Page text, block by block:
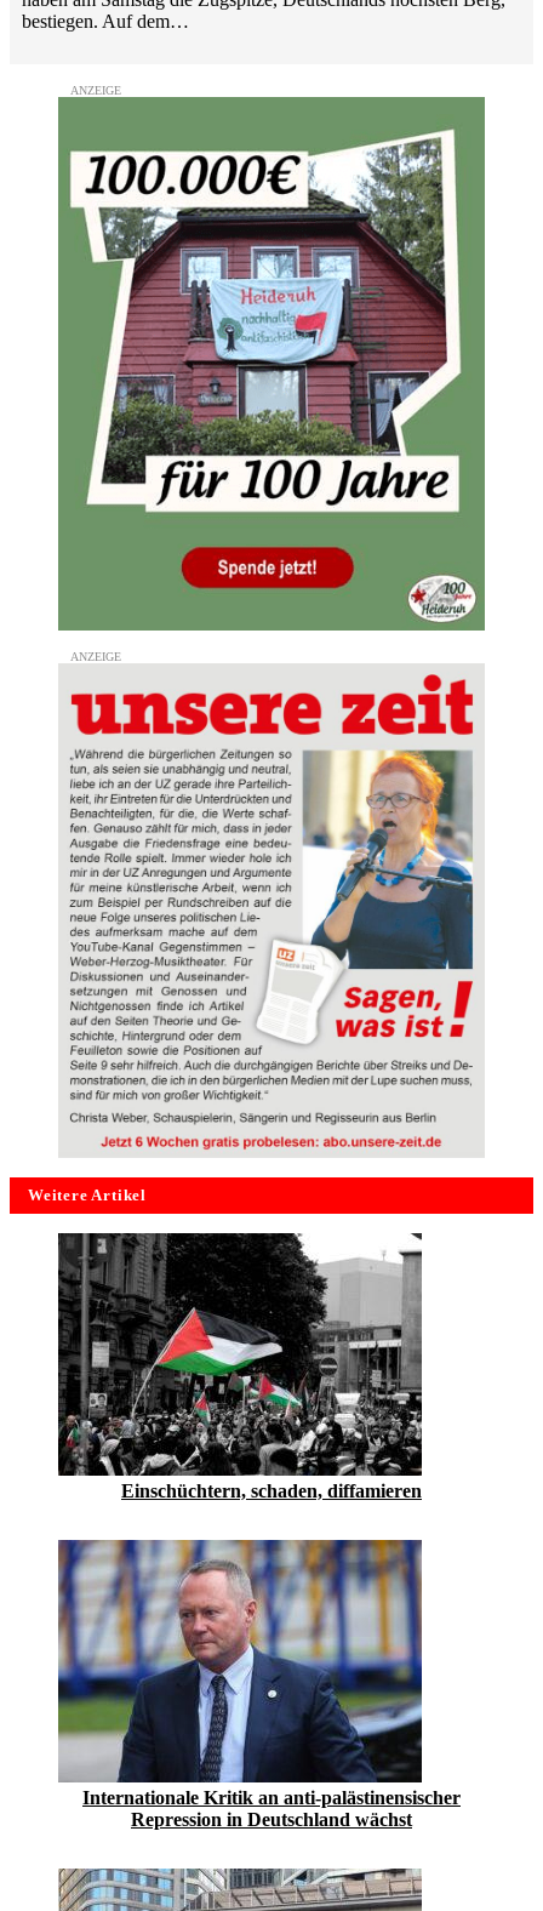
bestiegen. Auf dem…
Weitere Artikel
Einschüchtern, schaden, diffamieren
Internationale Kritik an anti-palästinensischer
Repression in Deutschland wächst